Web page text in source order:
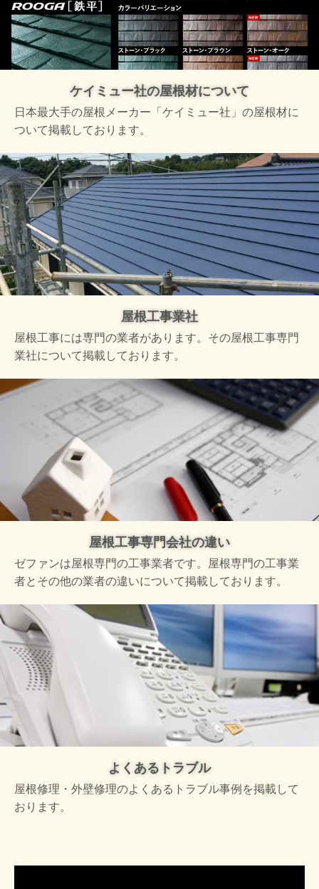
ケイミュー社の屋根材について
日本最大手の屋根メーカー「ケイミュー社」の屋根材に
ついて掲載しております。
屋根工事業社
屋根工事には専門の業者があります。その屋根工事専門
業社について掲載しております。
屋根工事専門会社の違い
ゼファンは屋根専門の工事業者です。屋根専門の工事業
者とその他の業者の違いについて掲載しております。
よくあるトラブル
屋根修理・外壁修理のよくあるトラブル事例を掲載して
おります。